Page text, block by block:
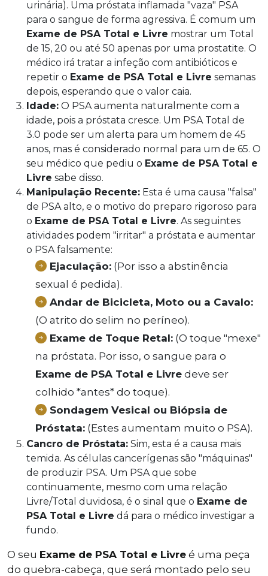
urinária). Uma próstata inflamada "vaza" PSA
para o sangue de forma agressiva. É comum um
Exame de PSA Total e Livre mostrar um Total
de 15, 20 ou até 50 apenas por uma prostatite. O
médico irá tratar a infeção com antibióticos e
repetir o Exame de PSA Total e Livre semanas
depois, esperando que o valor caia.
Idade: O PSA aumenta naturalmente com a
idade, pois a próstata cresce. Um PSA Total de
3.0 pode ser um alerta para um homem de 45
anos, mas é considerado normal para um de 65. O
seu médico que pediu o Exame de PSA Total e
Livre sabe disso.
Manipulação Recente: Esta é uma causa "falsa"
de PSA alto, e o motivo do preparo rigoroso para
o Exame de PSA Total e Livre. As seguintes
atividades podem "irritar" a próstata e aumentar
o PSA falsamente:
Ejaculação: (Por isso a abstinência
sexual é pedida).
Andar de Bicicleta, Moto ou a Cavalo:
(O atrito do selim no períneo).
Exame de Toque Retal: (O toque "mexe"
na próstata. Por isso, o sangue para o
Exame de PSA Total e Livre deve ser
colhido *antes* do toque).
Sondagem Vesical ou Biópsia de
Próstata: (Estes aumentam muito o PSA).
Cancro de Próstata: Sim, esta é a causa mais
temida. As células cancerígenas são "máquinas"
de produzir PSA. Um PSA que sobe
continuamente, mesmo com uma relação
Livre/Total duvidosa, é o sinal que o Exame de
PSA Total e Livre dá para o médico investigar a
fundo.
O seu Exame de PSA Total e Livre é uma peça
do quebra-cabeça, que será montado pelo seu